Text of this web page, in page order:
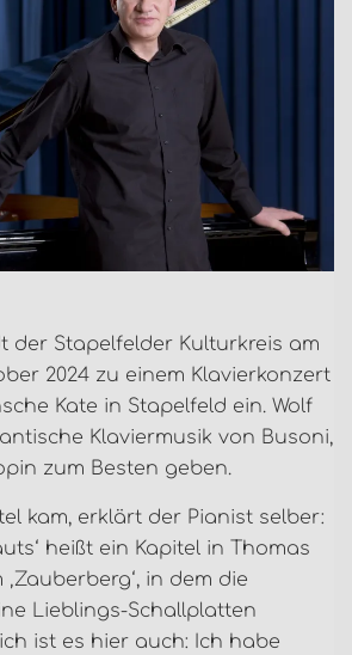
der Stapelfelder Kulturkreis am
2024 zu einem Klavierkonzert
Kate in Stapelfeld ein. Wolf
Klaviermusik von Busoni,
zum Besten geben.
kam, erklärt der Pianist selber:
heißt ein Kapitel in Thomas
in dem die
Lieblings-Schallplatten
ist es hier auch: Ich habe